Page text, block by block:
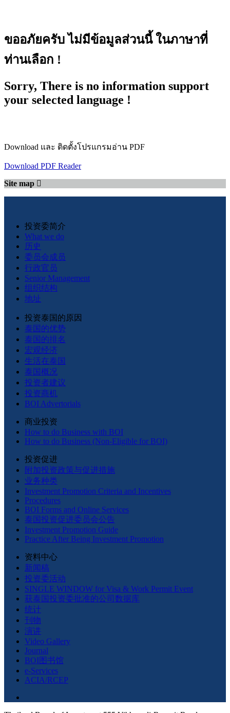
ขออภัยครับ ไม่มีข้อมูลส่วนนี้ ในภาษาที่
ท่านเลือก !
Sorry, There is no information support
your selected language !
Download และ ติดตั้งโปรแกรมอ่าน PDF
Download PDF Reader
Site map
投资委简介
What we do
历史
委员会成员
行政官员
Senior Management
组织结构
地址
投资泰国的原因
泰国的优势
泰国的排名
宏观经济
生活在泰国
泰国概况
投资者建议
投资商机
BOI Advertorials
商业投资
How to do Business with BOI
How to do Business (Non-Eligible for BOI)
投资促进
附加投资政策与促进措施
业务种类
Investment Promotion Criteria and Incentives
Procedures
BOI Forms and Online Services
泰国投资促进委员会公告
Investment Promotion Guide
Practice After Being Investment Promotion
资料中心
新闻稿
投资委活动
SINGLE WINDOW for Visa & Work Permit Event
获泰国投资委批准的公司数据库
统计
刊物
演讲
Video Gallery
Journal
BOI图书馆
e-Services
ACIA/RCEP